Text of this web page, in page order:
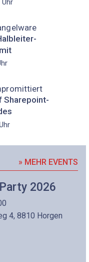
Uhr
Sharepoint-
» MEHR EVENTS
2026
4, 8810 Horgen